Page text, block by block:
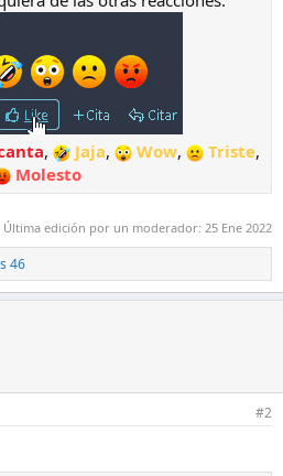
, Jaja, Wow, Triste,
Molesto
Última edición por un moderador: 25 Ene 2022
46
#2